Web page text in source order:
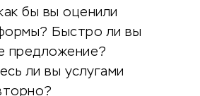
бы вы оценили
Быстро ли вы
предложение?
ли вы услугами